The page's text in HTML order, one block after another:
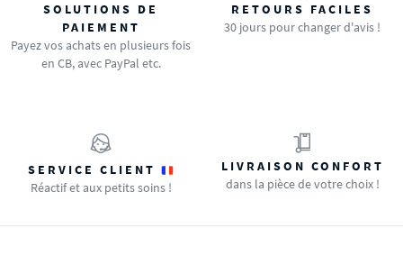
SOLUTIONS DE
PAIEMENT
Payez vos achats en plusieurs fois
en CB, avec PayPal etc.
RETOURS FACILES
30 jours pour changer d'avis !
SERVICE CLIENT
Réactif et aux petits soins !
LIVRAISON CONFORT
dans la pièce de votre choix !